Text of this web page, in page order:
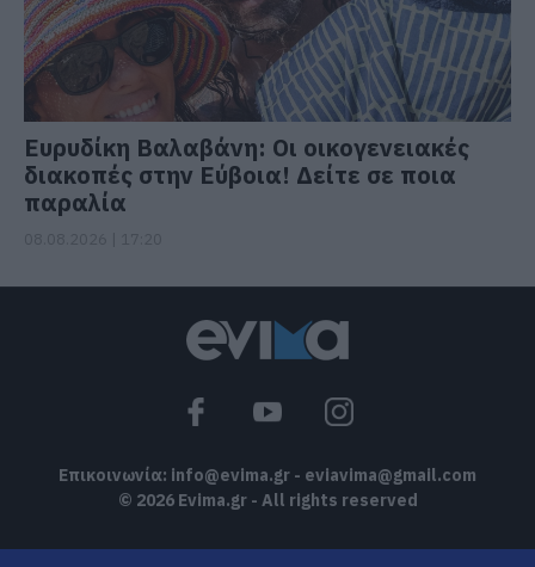
Ευρυδίκη Βαλαβάνη: Οι οικογενειακές
διακοπές στην Εύβοια! Δείτε σε ποια
παραλία
Επικοινωνία: info@evima.gr - eviavima@gmail.com
© 2026 Evima.gr - All rights reserved